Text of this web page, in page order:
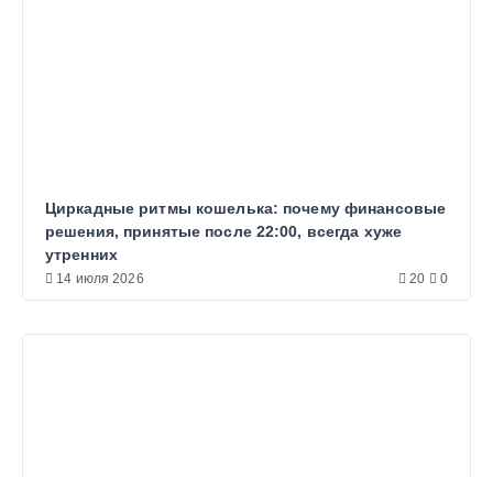
Циркадные ритмы кошелька: почему финансовые
решения, принятые после 22:00, всегда хуже
утренних
14 июля 2026 20 0